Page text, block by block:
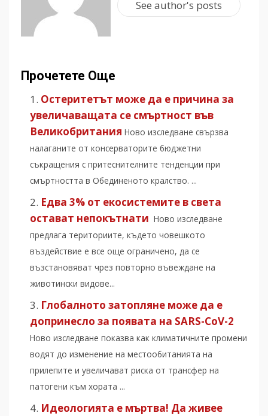
See author's posts
Прочетете Още
Остеритетът може да е причина за
увеличаващата се смъртност във
Великобритания Ново изследване свързва
налаганите от консерваторите бюджетни
съкращения с притеснителните тенденции при
смъртността в Обединеното кралство. ...
Едва 3% от екосистемите в света
остават непокътнати Ново изследване
предлага териториите, където човешкото
въздействие е все още ограничено, да се
възстановяват чрез повторно въвеждане на
животински видове...
Глобалното затопляне може да е
допринесло за появата на SARS-CoV-2
Ново изследване показва как климатичните промени
водят до изменение на местообитанията на
прилепите и увеличават риска от трансфер на
патогени към хората ...
Идеологията е мъртва! Да живее